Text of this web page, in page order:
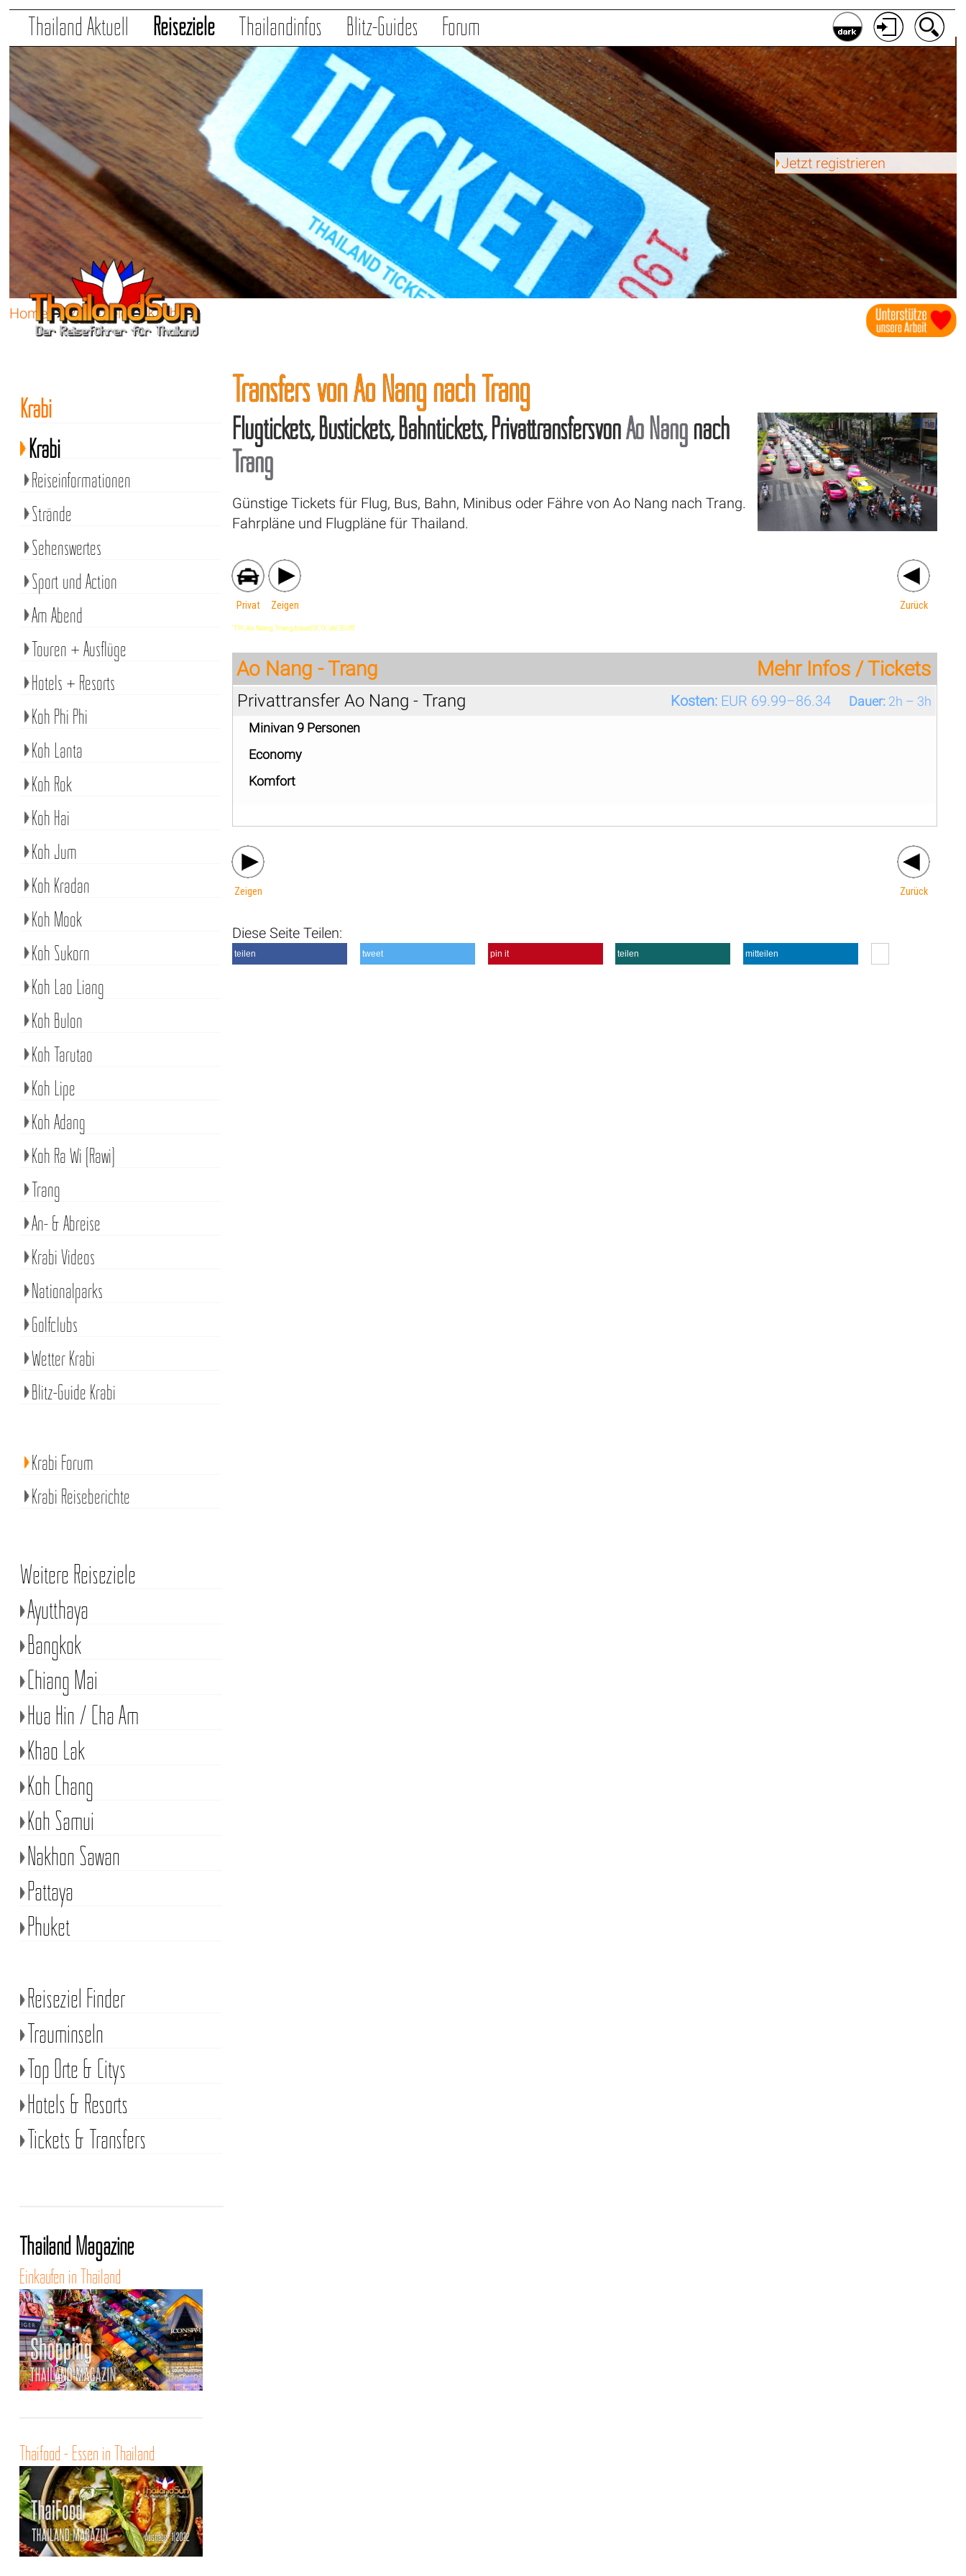
Thailand Aktuell Reiseziele Thailandinfos Blitz-Guides Forum
Jetzt registrieren
Home➔Reiseziele➔Krabi➔
Transfers von Ao Nang nach Trang
Flugtickets, Bustickets, Bahntickets, PrivattransfersvonAo Nangnach
Trang
Günstige Tickets für Flug, Bus, Bahn, Minibus oder Fähre von Ao Nang nach Trang.
Fahrpläne und Flugpläne für Thailand.
Privat Zeigen Zurück
'TH',Ao Nang,Trang,travel,'0','0','de','EUR'
Ao Nang - Trang Mehr Infos / Tickets
Privattransfer Ao Nang - Trang Kosten: EUR 69.99–86.34 Dauer: 2h – 3h
Minivan 9 Personen
Economy
Komfort
Zeigen Zurück
Diese Seite Teilen:
teilen tweet pin it teilen mitteilen
Krabi
Krabi
Reiseinformationen
Strände
Sehenswertes
Sport und Action
Am Abend
Touren + Ausflüge
Hotels + Resorts
Koh Phi Phi
Koh Lanta
Koh Rok
Koh Hai
Koh Jum
Koh Kradan
Koh Mook
Koh Sukorn
Koh Lao Liang
Koh Bulon
Koh Tarutao
Koh Lipe
Koh Adang
Koh Ra Wi (Rawi)
Trang
An- & Abreise
Krabi Videos
Nationalparks
Golfclubs
Wetter Krabi
Blitz-Guide Krabi
Krabi Forum
Krabi Reiseberichte
Weitere Reiseziele
Ayutthaya
Bangkok
Chiang Mai
Hua Hin / Cha Am
Khao Lak
Koh Chang
Koh Samui
Nakhon Sawan
Pattaya
Phuket
Reiseziel Finder
Trauminseln
Top Orte & Citys
Hotels & Resorts
Tickets & Transfers
Thailand Magazine
Einkaufen in Thailand
Thaifood - Essen in Thailand